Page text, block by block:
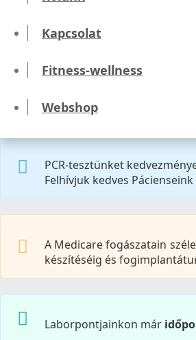
Kapcsolat
Fitness-wellness
Webshop
Klinikák
Felhívjuk kedves
PCR-tesztünket
Felhívjuk kedves
A Medicare fogászatain
készítéséig és
Laborpontjainkon már